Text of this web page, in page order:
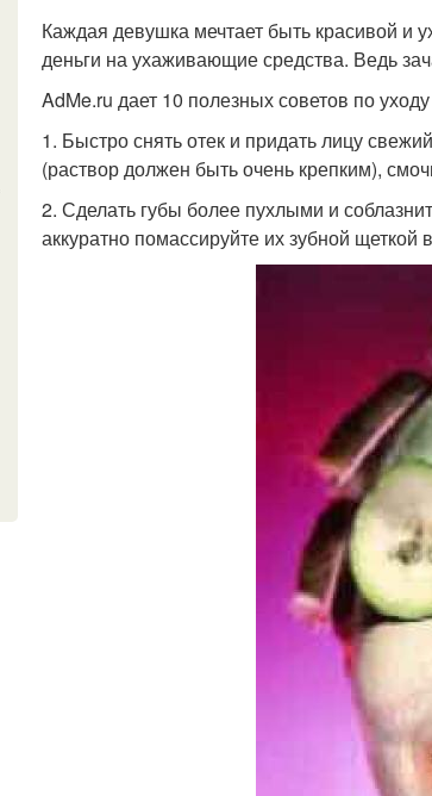
Каждая девушка мечтает быть красивой и
деньги на ухаживающие средства. Ведь
AdMe.ru дает 10 полезных советов по
1. Быстро снять отек и придать лицу
(раствор должен быть очень крепким),
2. Сделать губы более пухлыми и
аккуратно помассируйте их зубной щеткой